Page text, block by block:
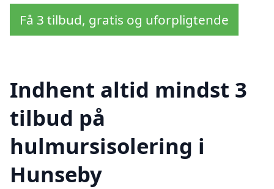
Få 3 tilbud, gratis og uforpligtende
Indhent altid mindst 3
tilbud på
hulmursisolering i
Hunseby